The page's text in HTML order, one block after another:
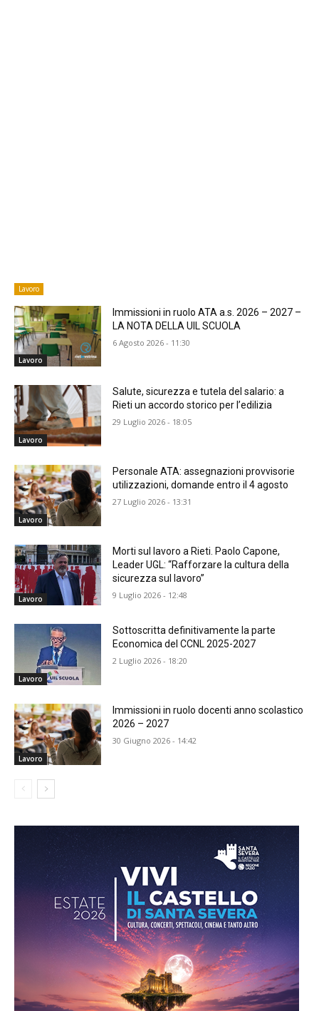
Lavoro
Lavoro
Immissioni in ruolo ATA a.s. 2026 – 2027 –
LA NOTA DELLA UIL SCUOLA
6 Agosto 2026 - 11:30
Lavoro
​Salute, sicurezza e tutela del salario: a
Rieti un accordo storico per l’edilizia
29 Luglio 2026 - 18:05
Lavoro
Personale ATA: assegnazioni provvisorie
utilizzazioni, domande entro il 4 agosto
27 Luglio 2026 - 13:31
Lavoro
Morti sul lavoro a Rieti. Paolo Capone,
Leader UGL: “Rafforzare la cultura della
sicurezza sul lavoro”
9 Luglio 2026 - 12:48
Lavoro
Sottoscritta definitivamente la parte
Economica del CCNL 2025-2027
2 Luglio 2026 - 18:20
Lavoro
Immissioni in ruolo docenti anno scolastico
2026 – 2027
30 Giugno 2026 - 14:42